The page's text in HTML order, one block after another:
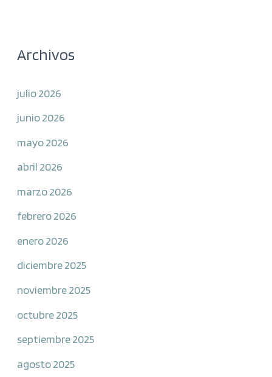
Archivos
julio 2026
junio 2026
mayo 2026
abril 2026
marzo 2026
febrero 2026
enero 2026
diciembre 2025
noviembre 2025
octubre 2025
septiembre 2025
agosto 2025